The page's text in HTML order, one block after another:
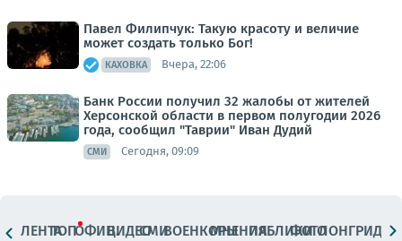
Павел Филипчук: Такую красоту и величие
может создать только Бог!
КАХОВКА Вчера, 22:06
Банк России получил 32 жалобы от жителей
Херсонской области в первом полугодии 2026
года, сообщил "Таврии" Иван Дудий
СМИ Сегодня, 09:09
ЛЕНТАТОПОФИЦ.ВИДЕОСМИВОЕНКОРЫМНЕНИЯПАБЛИКИ
ФОТОЛОНГРИДЫ